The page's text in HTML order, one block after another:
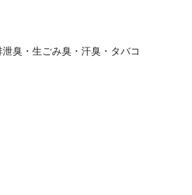
臭・生ごみ臭・汗臭・タバコ